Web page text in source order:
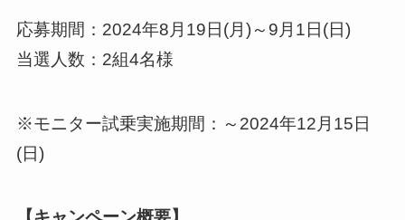
応募期間：2024年8月19日(月)～9月1日(日)
当選人数：2組4名様
※モニター試乗実施期間：～2024年12月15日
(日)